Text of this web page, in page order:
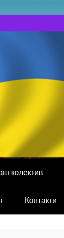
колектив
Контакти